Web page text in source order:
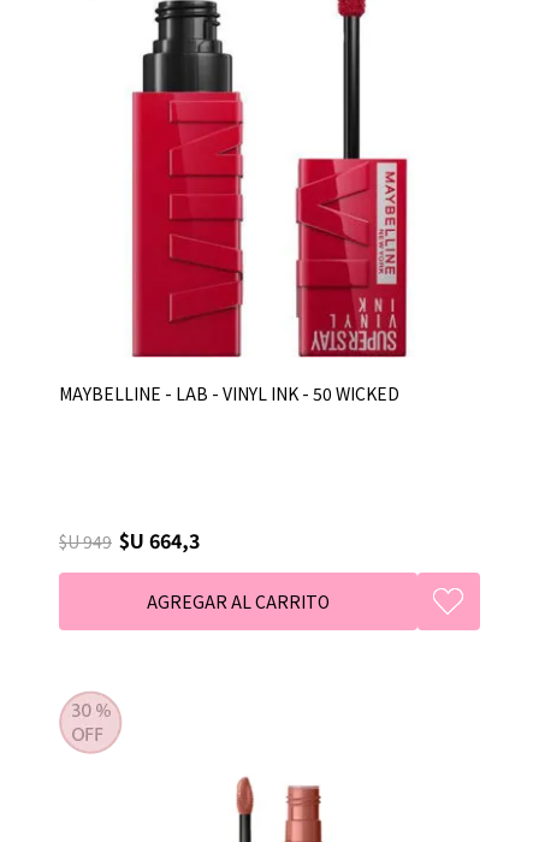
MAYBELLINE - LAB - VINYL INK - 50 WICKED
$U 949 $U 664,3